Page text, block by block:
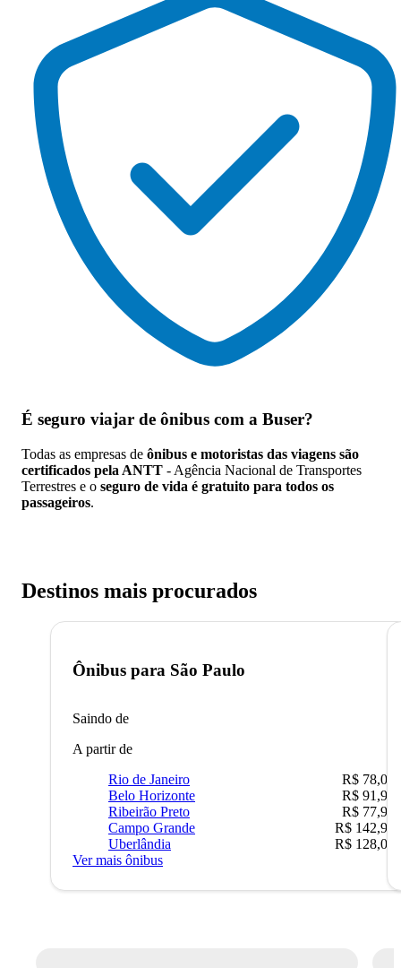
É seguro viajar de ônibus com a Buser?
Todas as empresas de ônibus e motoristas das viagens são
certificados pela ANTT - Agência Nacional de Transportes
Terrestres e o seguro de vida é gratuito para todos os
passageiros.
Destinos mais procurados
Ônibus para São Paulo
Saindo de
A partir de
Rio de Janeiro
R$ 78,02
Belo Horizonte
R$ 91,90
Ribeirão Preto
R$ 77,90
Campo Grande
R$ 142,90
Uberlândia
R$ 128,05
Ver mais ônibus